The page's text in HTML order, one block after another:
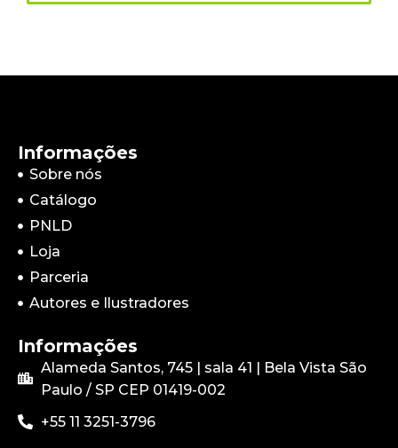
Informações
Sobre nós
Catálogo
PNLD
Loja
Parceria
Autores e Ilustradores
Informações
Alameda Santos, 745 | sala 41 | Bela Vista São
Paulo / SP CEP 01419-002
+55 11 3251-3796